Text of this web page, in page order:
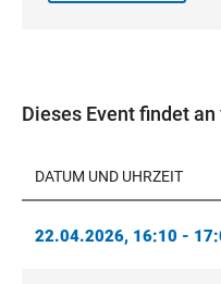
Dieses Event findet
DATUM UND UHRZEIT
22.04.2026, 16:10 -